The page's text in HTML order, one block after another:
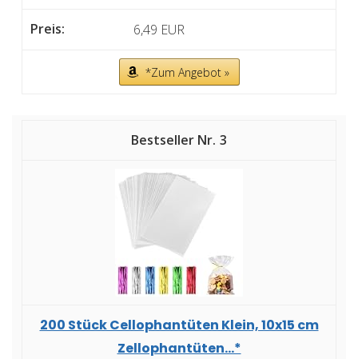
6,49 EUR
*Zum Angebot »
3
200 Stück Cellophantüten Klein, 10x15 cm
Zellophantüten...*